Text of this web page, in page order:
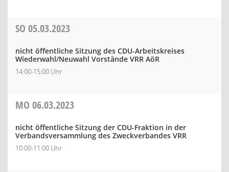
SO 05.03.2023
nicht öffentliche Sitzung des CDU-Arbeitskreises
Wiederwahl/Neuwahl Vorstände VRR AöR
14:00-15:00 Uhr
MO 06.03.2023
nicht öffentliche Sitzung der CDU-Fraktion in der
Verbandsversammlung des Zweckverbandes VRR
10:00-11:00 Uhr